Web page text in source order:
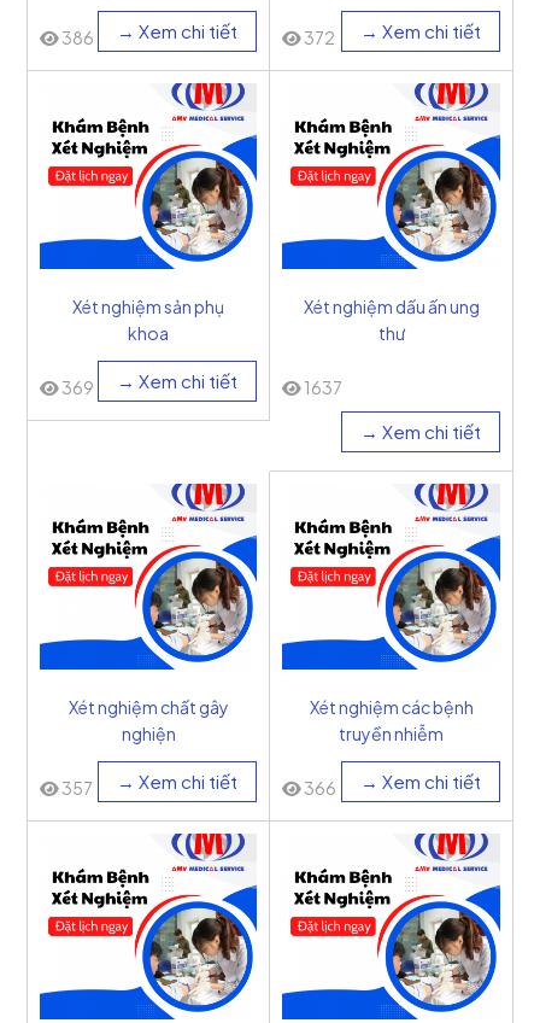
386 → Xem chi tiết 372 → Xem chi tiết
Xét nghiệm sản phụ
khoa
369 → Xem chi tiết
Xét nghiệm dấu ấn ung
thư
1637
→ Xem chi tiết
Xét nghiệm chất gây
nghiện
357 → Xem chi tiết
Xét nghiệm các bệnh
truyền nhiễm
366 → Xem chi tiết